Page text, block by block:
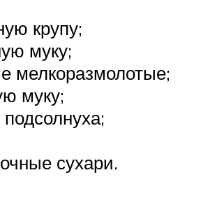
крупу;
муку;
мелкоразмолотые;
муку;
сухари.